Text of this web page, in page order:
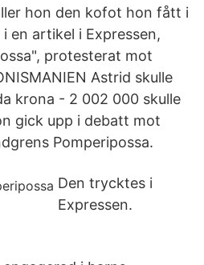
hon den kofot hon fått i
en artikel i Expressen,
protesterat mot
Astrid skulle
krona - 2 002 000 skulle
gick upp i debatt mot
Pomperipossa.
Den trycktes i
Expressen.